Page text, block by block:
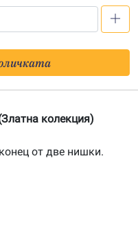
колекция)
от две нишки.